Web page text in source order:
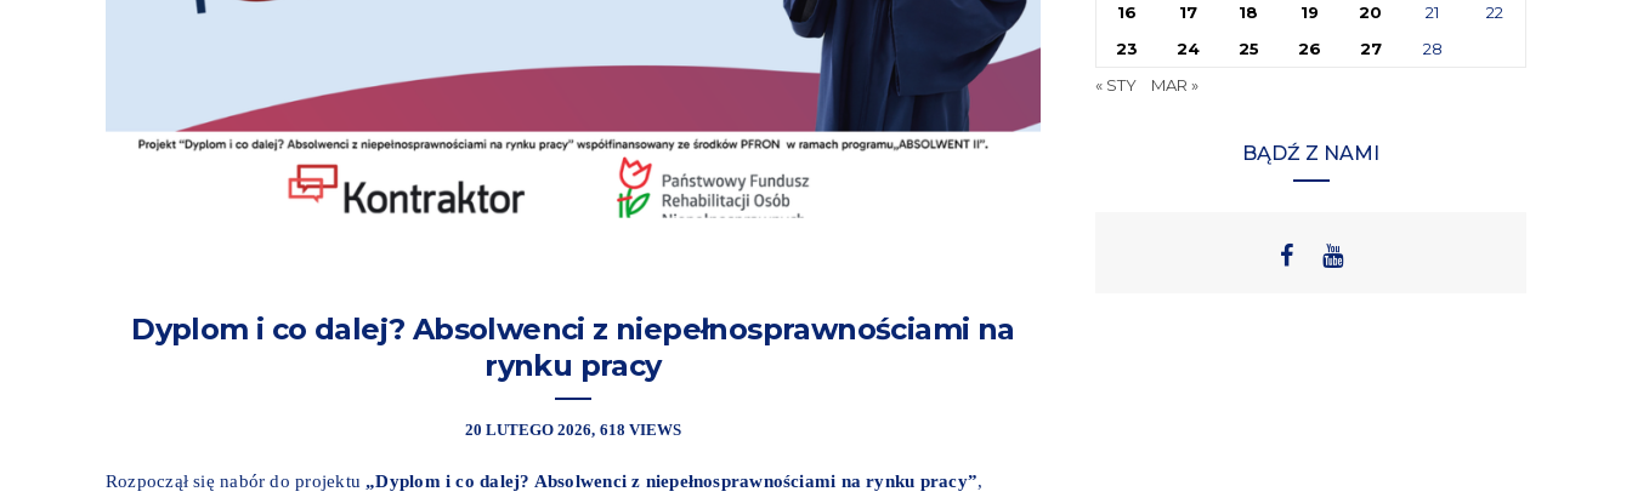
Dyplom i co dalej? Absolwenci z niepełnosprawnościami na
rynku pracy
20 LUTEGO 2026 618 VIEWS
Rozpoczął się nabór do projektu „Dyplom i co dalej? Absolwenci z niepełnosprawnościami na rynku pracy”,
16
17 18 19 20 21
22
23
24 25 26 27
28
« STY
MAR »
BĄDŹ Z NAMI